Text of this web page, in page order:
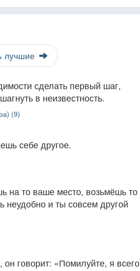
лучшие
сделать первый шаг,
в неизвестность.
(9)
себе другое.
на то ваше место, возьмёшь то
неудобно и ты совсем другой
он говорит: «Помилуйте, я всего